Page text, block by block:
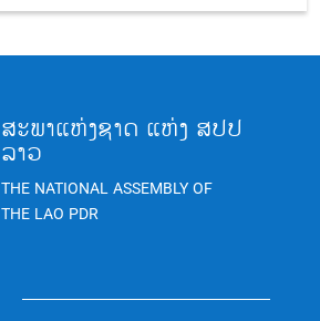
ສະພາແຫ່ງຊາດ ແຫ່ງ ສປປ
ລາວ
THE NATIONAL ASSEMBLY OF
THE LAO PDR